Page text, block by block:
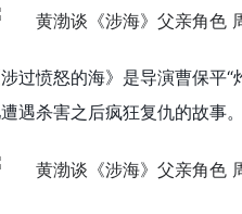
涉过愤怒的海》是导演曹保平
遇杀害之后疯狂复仇的故事